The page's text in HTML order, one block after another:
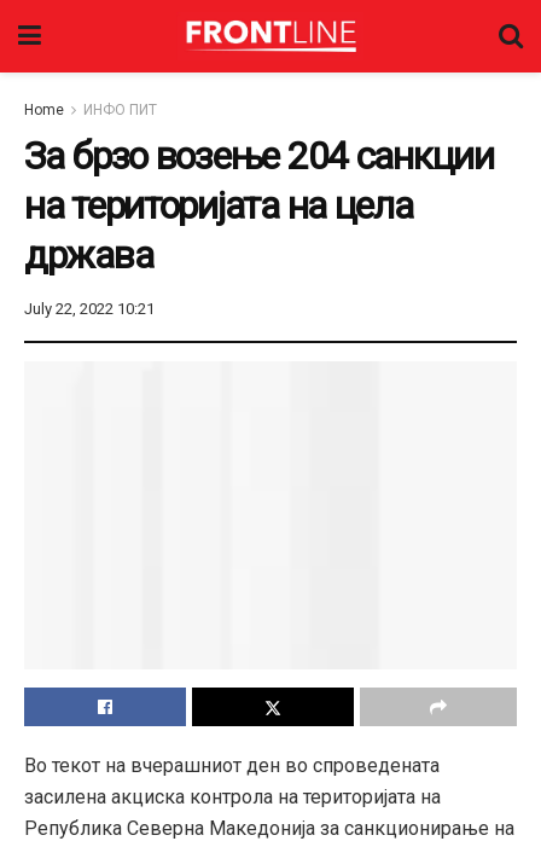
Home ИНФО ПИТ
За брзо возење 204 санкции
на територијата на цела
држава
July 22, 2022 10:21
Во текот на вчерашниот ден во спроведената
засилена акциска контрола на територијата на
Република Северна Македонија за санкционирање на